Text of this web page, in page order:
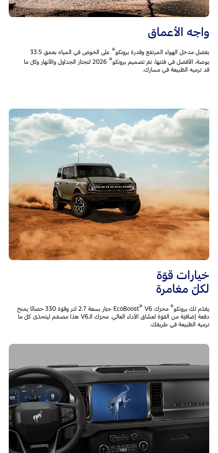
واجه الأعماق
بفضل مدخل الهواء المرتفع وقدرة برونكو®
على الخوض في المياه بعمق 33.5
بوصة، الأفضل في فئتها، تمّ تصميم برونكو®
2026 لتجتاز الجداول والأنهار وكلّ ما
قد ترميه الطّبيعة في مسارك.
خيارات قوّة
لكلّ مغامرة
يقدّم لك برونكو®محرّك EcoBoost ®
V6 جبّار بسعة 2.7 لتر وقوّة 330 حصانًا يمنح
دفعة إضافيّة من القوّة لعشّاق الأداء العالي. محرّك الـV6 هذا مصمّم ليتحدّى كلّ ما
ترميه الطّبيعة في طريقك.